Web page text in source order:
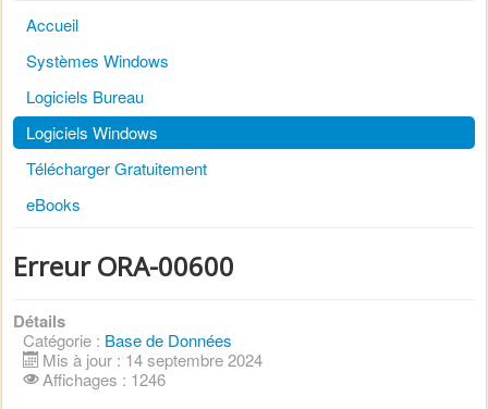
Accueil
Systèmes Windows
Logiciels Bureau
Logiciels Windows
Télécharger Gratuitement
eBooks
Erreur ORA-00600
Détails
Catégorie : Base de Données
Mis à jour : 14 septembre 2024
Affichages : 1246